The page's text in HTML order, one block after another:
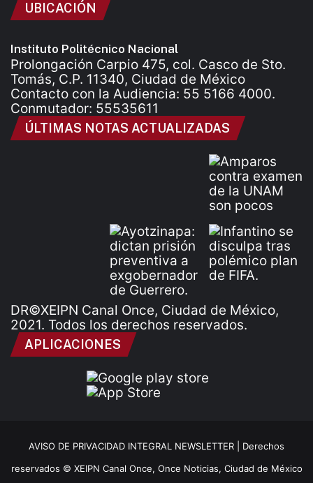
UBICACIÓN
Instituto Politécnico Nacional
Prolongación Carpio 475, col. Casco de Sto.
Tomás, C.P. 11340, Ciudad de México
Contacto con la Audiencia: 55 5166 4000.
Conmutador: 55535611
ÚLTIMAS NOTAS ACTUALIZADAS
DR©XEIPN Canal Once, Ciudad de México,
2021. Todos los derechos reservados.
APLICACIONES
AVISO DE PRIVACIDAD INTEGRAL NEWSLETTER | Derechos
reservados © XEIPN Canal Once, Once Noticias, Ciudad de México